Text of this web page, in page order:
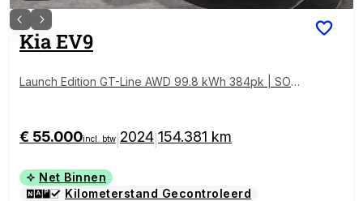
KiaEV9
Launch Edition GT-Line AWD 99.8 kWh 384pk | SOH
€ 55.000incl. btw 2024 154.381 km
Net Binnen
Kilometerstand Gecontroleerd